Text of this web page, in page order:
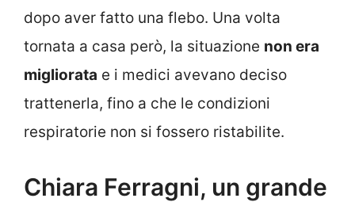
dopo aver fatto una flebo. Una volta
tornata a casa però, la situazione non era
migliorata e i medici avevano deciso
trattenerla, fino a che le condizioni
respiratorie non si fossero ristabilite.
Chiara Ferragni, un grande